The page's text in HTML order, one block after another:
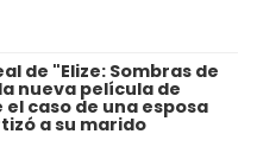
de "Elize: Sombras de
nueva película de
caso de una esposa
a su marido